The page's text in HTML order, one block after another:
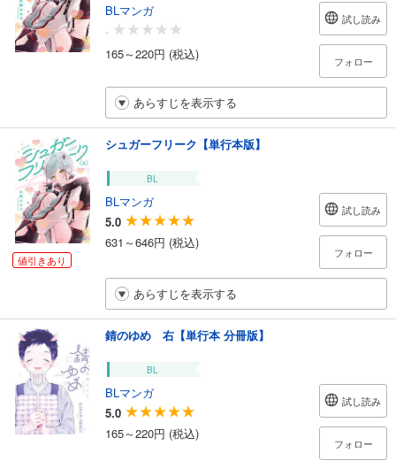
BLマンガ
-
165～220円 (税込)
試し読み
フォロー
あらすじを表示する
値引きあり
シュガーフリーク【単行本版】
BL
BLマンガ
5.0
631～646円 (税込)
試し読み
フォロー
あらすじを表示する
錆のゆめ 右【単行本 分冊版】
BL
BLマンガ
5.0
165～220円 (税込)
試し読み
フォロー